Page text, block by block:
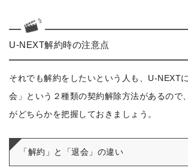
U-NEXT解約時の注意点
それでも解約をしたいという人も、U-NEXT
会」という２種類の契約解除方法があるので
がどちらかを把握しておきましょう。
「解約」と「退会」の違い